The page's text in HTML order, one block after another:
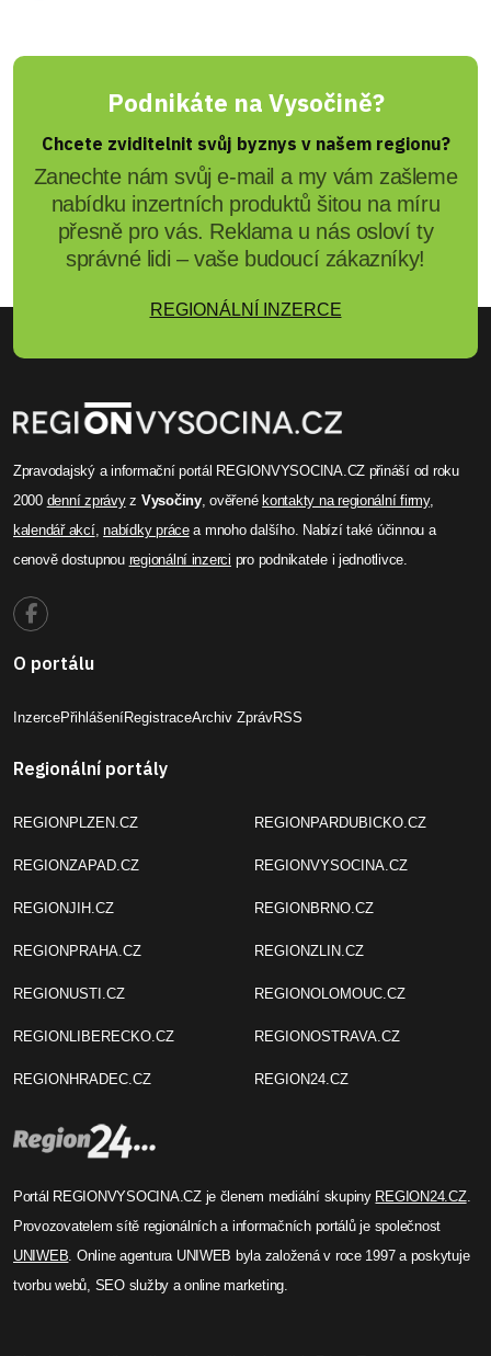
Robert Vávra
Třebíčští baseballisté převzali
zlaté sošky
sezona a hráči Nuclears vstoupí poprvé v historii
do bojů nejvyšší české soutěže. Definitivní tečku
hráčů roku 2016 z juniorských kategorií a mezi
muži. Právě na mladých odchovancích klubu bude
Celý článek